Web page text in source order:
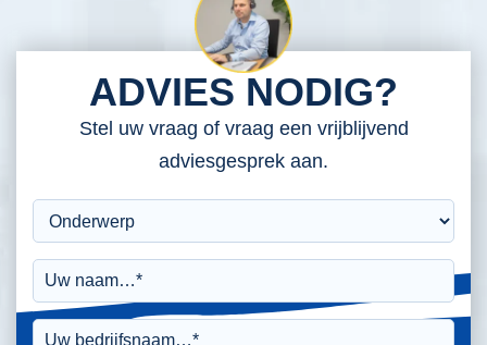
ADVIES NODIG?
Stel uw vraag of vraag een vrijblijvend
adviesgesprek aan.